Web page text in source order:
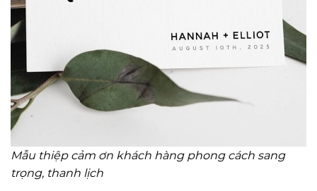
Mẫu thiệp cảm ơn khách hàng phong cách sang
trọng, thanh lịch